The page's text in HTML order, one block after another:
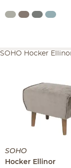
SOHO
Hocker Ellinor
SOHO Hocker